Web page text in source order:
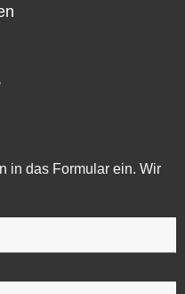
in das Formular ein. Wir